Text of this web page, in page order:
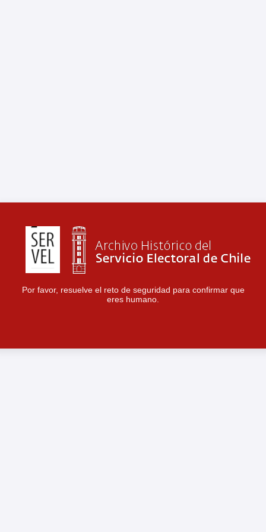
Por favor, resuelve el reto de seguridad para confirmar que
eres humano.